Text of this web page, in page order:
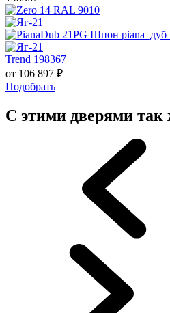
Trend 198367
от 106 897 ₽
Подобрать
С этими дверями так